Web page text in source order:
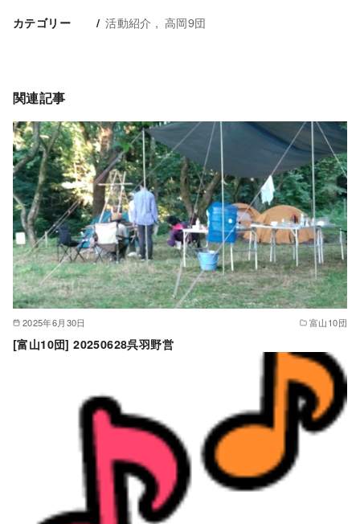
カテゴリー 活動紹介 高岡9団
関連記事
2025年6月30日 富山10団
[富山10団] 20250628呉羽野営